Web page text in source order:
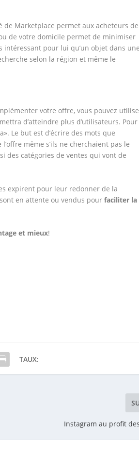
de Marketplace permet aux acheteurs de
de votre domicile permet de minimiser
intéressant pour lui qu’un objet dans
selon la région et même le
votre offre, vous pouvez
d’atteindre plus d’utilisateurs. Pour
Le but est d’écrire des mots que
même s’ils ne cherchaient pas le
des catégories de ventes qui vont de
expirent pour leur redonner de la
en attente ou vendus pour faciliter la
et mieux!
TAUX:
Instagram au profit